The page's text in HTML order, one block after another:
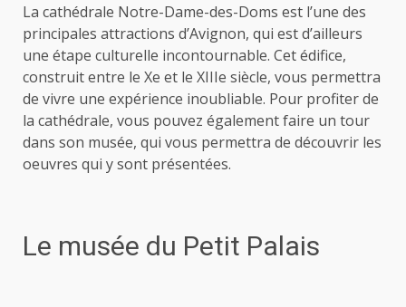
La cathédrale Notre-Dame-des-Doms est l’une des
principales attractions d’Avignon, qui est d’ailleurs
une étape culturelle incontournable. Cet édifice,
construit entre le Xe et le XIIIe siècle, vous permettra
de vivre une expérience inoubliable. Pour profiter de
la cathédrale, vous pouvez également faire un tour
dans son musée, qui vous permettra de découvrir les
oeuvres qui y sont présentées.
Le musée du Petit Palais